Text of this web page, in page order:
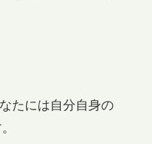
たには自分自身の